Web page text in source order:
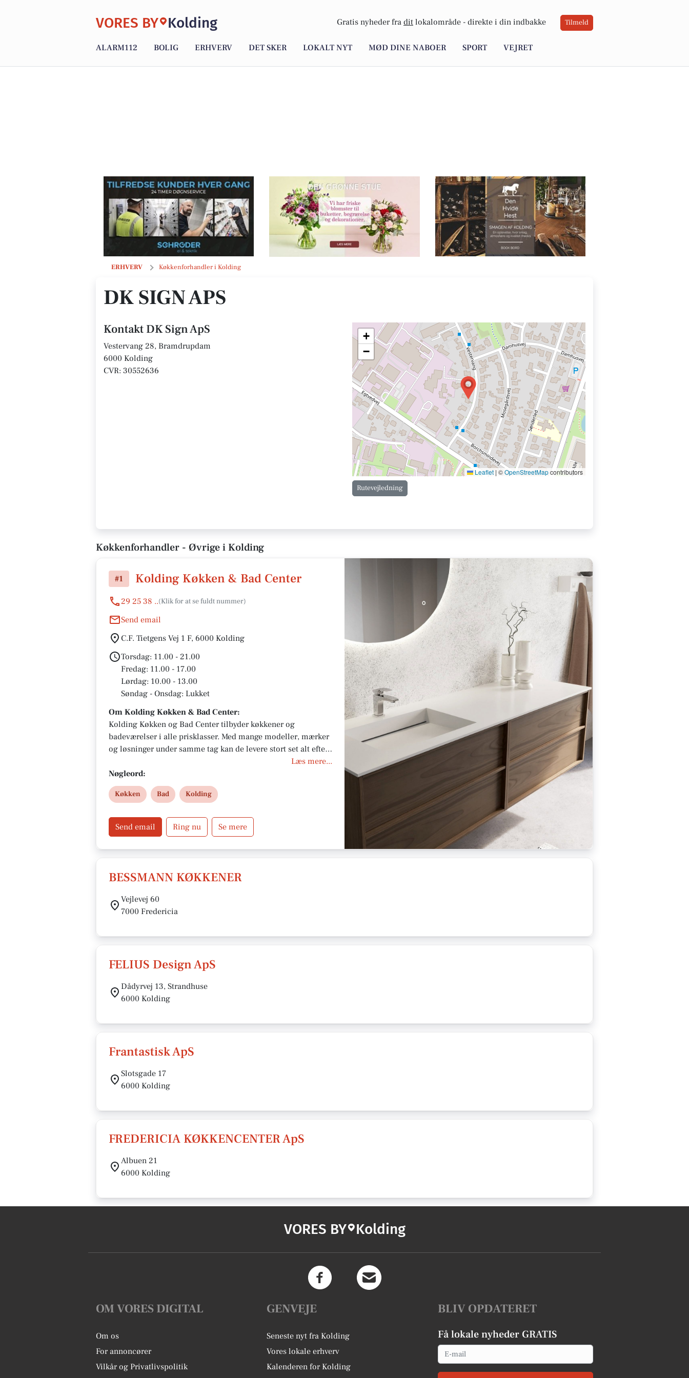
VORES BY Kolding Gratis nyheder fra dit lokalområde - direkte i din indbakke Tilmeld
ALARM112 BOLIG ERHVERV DET SKER LOKALT NYT MØD DINE NABOER SPORT VEJRET
ERHVERV Køkkenforhandler i Kolding
DK Sign ApS
DK SIGN APS
Kontakt DK Sign ApS
Vestervang 28, Bramdrupdam
6000 Kolding
CVR: 30552636
+
−
Leaflet | ©OpenStreetMapcontributors
Rutevejledning
Køkkenforhandler - Øvrige i Kolding
#1 Kolding Køkken & Bad Center
29 25 38 ..
Send email
C.F. Tietgens Vej 1 F, 6000 Kolding
Torsdag: 11.00 - 21.00
Fredag: 11.00 - 17.00
Lørdag: 10.00 - 13.00
Søndag - Onsdag: Lukket
Om Kolding Køkken & Bad Center:
Kolding Køkken og Bad Center tilbyder køkkener og
badeværelser i alle prisklasser. Med mange modeller, mærker
og løsninger under samme tag kan de levere stort set alt efter
Læs mere...
Nøgleord:
Køkken Bad Kolding
Send email Ring nu Se mere
BESSMANN KØKKENER
Vejlevej 60
7000 Fredericia
FELIUS Design ApS
Dådyrvej 13, Strandhuse
6000 Kolding
Frantastisk ApS
Slotsgade 17
6000 Kolding
FREDERICIA KØKKENCENTER ApS
Albuen 21
6000 Kolding
VORES BY Kolding
OM VORES DIGITAL
Om os
For annoncører
Vilkår og Privatlivspolitik
GENVEJE
Seneste nyt fra Kolding
Vores lokale erhverv
Kalenderen for Kolding
BLIV OPDATERET
Få lokale nyheder GRATIS
Email